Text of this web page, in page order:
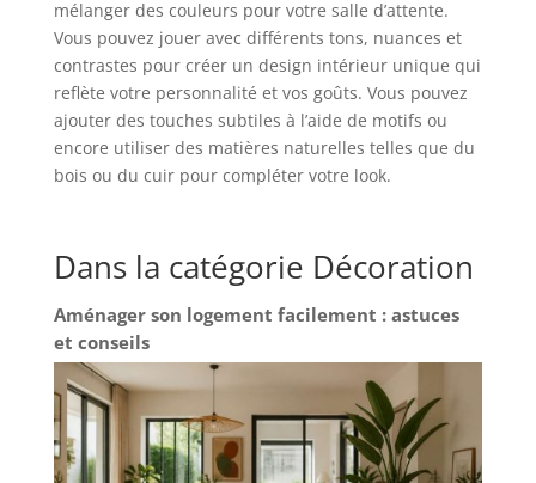
mélanger des couleurs pour votre salle d’attente.
Vous pouvez jouer avec différents tons, nuances et
contrastes pour créer un design intérieur unique qui
reflète votre personnalité et vos goûts. Vous pouvez
ajouter des touches subtiles à l’aide de motifs ou
encore utiliser des matières naturelles telles que du
bois ou du cuir pour compléter votre look.
Dans la catégorie Décoration
Aménager son logement facilement : astuces
et conseils